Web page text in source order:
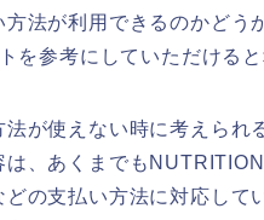
法が利用できるのかどう
参考にしていただけると
が使えない時に考えられ
、あくまでも
の支払い方法に対応して